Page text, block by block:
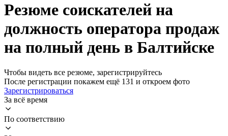
Резюме соискателей на
должность оператора продаж
на полный день в Балтийске
Чтобы видеть все резюме, зарегистрируйтесь
После регистрации покажем ещё 131 и откроем фото
Зарегистрироваться
За всё время
По соответствию